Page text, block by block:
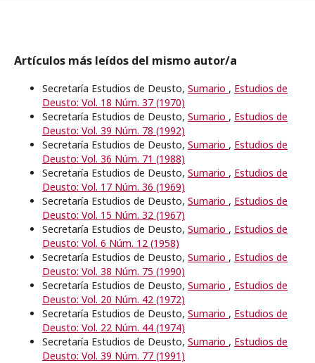
Artículos más leídos del mismo autor/a
Secretaría Estudios de Deusto, Sumario , Estudios de
Deusto: Vol. 18 Núm. 37 (1970)
Secretaría Estudios de Deusto, Sumario , Estudios de
Deusto: Vol. 39 Núm. 78 (1992)
Secretaría Estudios de Deusto, Sumario , Estudios de
Deusto: Vol. 36 Núm. 71 (1988)
Secretaría Estudios de Deusto, Sumario , Estudios de
Deusto: Vol. 17 Núm. 36 (1969)
Secretaría Estudios de Deusto, Sumario , Estudios de
Deusto: Vol. 15 Núm. 32 (1967)
Secretaría Estudios de Deusto, Sumario , Estudios de
Deusto: Vol. 6 Núm. 12 (1958)
Secretaría Estudios de Deusto, Sumario , Estudios de
Deusto: Vol. 38 Núm. 75 (1990)
Secretaría Estudios de Deusto, Sumario , Estudios de
Deusto: Vol. 20 Núm. 42 (1972)
Secretaría Estudios de Deusto, Sumario , Estudios de
Deusto: Vol. 22 Núm. 44 (1974)
Secretaría Estudios de Deusto, Sumario , Estudios de
Deusto: Vol. 39 Núm. 77 (1991)